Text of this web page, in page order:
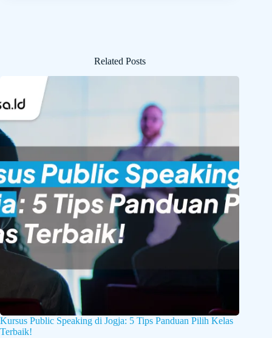
Related Posts
Kursus Public Speaking di Jogja: 5 Tips Panduan Pilih Kelas
Terbaik!